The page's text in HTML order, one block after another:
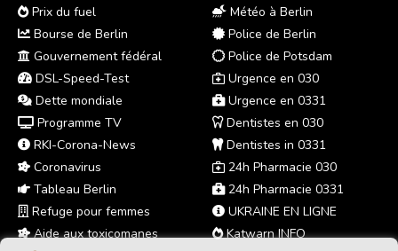
Prix du fuel
Bourse de Berlin
Gouvernement fédéral
DSL-Speed-Test
Dette mondiale
Programme TV
RKI-Corona-News
Coronavirus
Tableau Berlin
Refuge pour femmes
Aide aux toxicomanes
Météo à Berlin
Police de Berlin
Police de Potsdam
Urgence en 030
Urgence en 0331
Dentistes en 030
Dentistes in 0331
24h Pharmacie 030
24h Pharmacie 0331
UKRAINE EN LIGNE
Katwarn INFO